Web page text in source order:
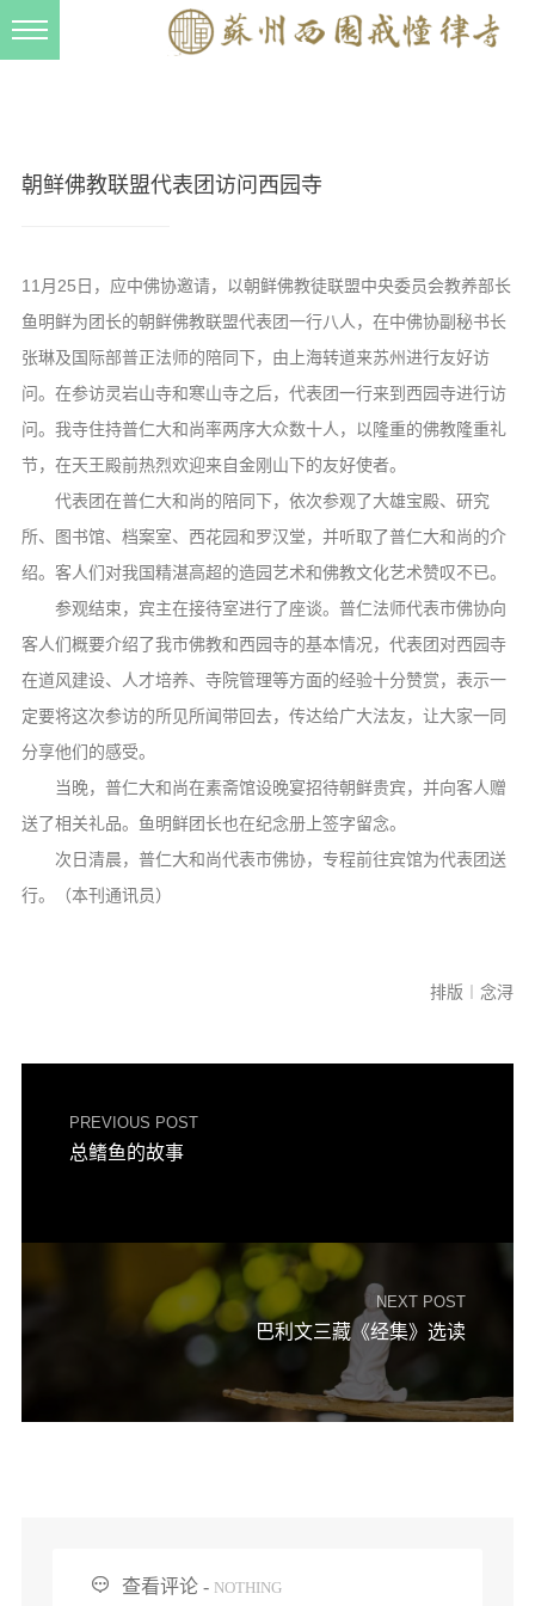
寺院管理
戒幢春秋
档案管理
道风建设
法音宣流
音频视频
弘法书籍
助印功德
弘法活动
西园法讯
观世音热线
菩提静修营
戒幢论坛
下院风采
朝鲜佛教联盟代表团访问西园寺
11月25日，应中佛协邀请，以朝鲜佛教徒联盟中央委员会教养部长
鱼明鲜为团长的朝鲜佛教联盟代表团一行八人，在中佛协副秘书长
张琳及国际部普正法师的陪同下，由上海转道来苏州进行友好访
问。在参访灵岩山寺和寒山寺之后，代表团一行来到西园寺进行访
问。我寺住持普仁大和尚率两序大众数十人，以隆重的佛教隆重礼
节，在天王殿前热烈欢迎来自金刚山下的友好使者。
代表团在普仁大和尚的陪同下，依次参观了大雄宝殿、研究
所、图书馆、档案室、西花园和罗汉堂，并听取了普仁大和尚的介
绍。客人们对我国精湛高超的造园艺术和佛教文化艺术赞叹不已。
参观结束，宾主在接待室进行了座谈。普仁法师代表市佛协向
客人们概要介绍了我市佛教和西园寺的基本情况，代表团对西园寺
在道风建设、人才培养、寺院管理等方面的经验十分赞赏，表示一
定要将这次参访的所见所闻带回去，传达给广大法友，让大家一同
分享他们的感受。
当晚，普仁大和尚在素斋馆设晚宴招待朝鲜贵宾，并向客人赠
送了相关礼品。鱼明鲜团长也在纪念册上签字留念。
次日清晨，普仁大和尚代表市佛协，专程前往宾馆为代表团送
行。（本刊通讯员）
排版︱念浔
PREVIOUS POST
总鳍鱼的故事
NEXT POST
巴利文三藏《经集》选读
 查看评论 - NOTHING